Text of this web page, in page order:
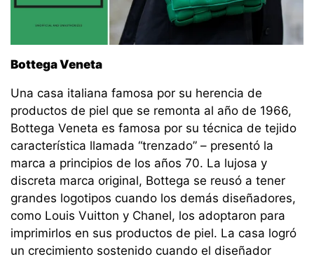
Bottega Veneta
Una casa italiana famosa por su herencia de
productos de piel que se remonta al año de 1966,
Bottega Veneta es famosa por su técnica de tejido
característica llamada “trenzado” – presentó la
marca a principios de los años 70. La lujosa y
discreta marca original, Bottega se reusó a tener
grandes logotipos cuando los demás diseñadores,
como Louis Vuitton y Chanel, los adoptaron para
imprimirlos en sus productos de piel. La casa logró
un crecimiento sostenido cuando el diseñador